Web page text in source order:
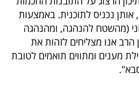
נכניס לתוכנית. באמצעות
(מהשטח להנהגה, ומהנהגה
אנו מצליחים לזהות את
מענים ומתווים תואמים לטובת